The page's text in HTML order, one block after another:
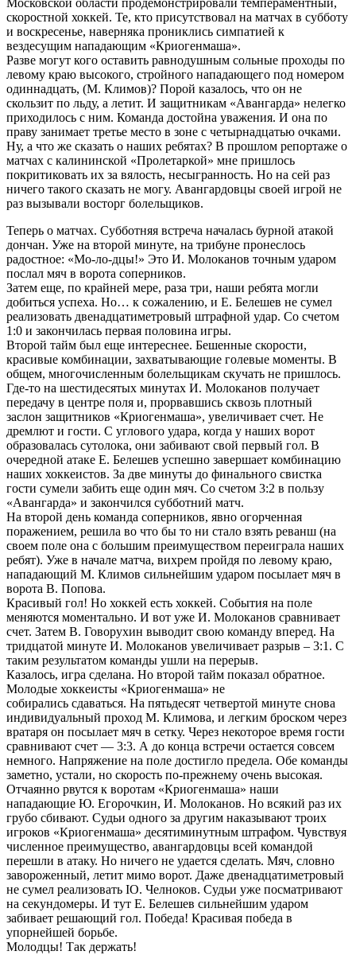
скоростной хоккей. Те, кто присутствовал на матчах в субботу
и воскресенье, наверняка прониклись симпатией к
вездесущим нападающим «Криогенмаша».
Разве могут кого оставить равнодушным сольные проходы по
левому краю высокого, стройного нападающего под номером
одиннадцать, (М. Климов)? Порой казалось, что он не
скользит по льду, а летит. И защитникам «Авангарда» нелегко
приходилось с ним. Команда достойна уважения. И она по
праву занимает третье место в зоне с четырнадцатью очками.
Ну, а что же сказать о наших ребятах? В прошлом репортаже о
матчах с калининской «Пролетаркой» мне пришлось
покритиковать их за вялость, несыгранность. Но на сей раз
ничего такого сказать не могу. Авангардовцы своей игрой не
раз вызывали восторг болельщиков.
Теперь о матчах. Субботняя встреча началась бурной атакой
дончан. Уже на второй минуте, на трибуне пронеслось
радостное: «Мо-ло-дцы!» Это И. Молоканов точным ударом
послал мяч в ворота соперников.
Затем еще, по крайней мере, раза три, наши ребята могли
добиться успеха. Но… к сожалению, и Е. Белешев не сумел
реализовать двенадцатиметровый штрафной удар. Со счетом
1:0 и закончилась первая половина игры.
Второй тайм был еще интереснее. Бешенные скорости,
красивые комбинации, захватывающие голевые моменты. В
общем, многочисленным болельщикам скучать не пришлось.
Где-то на шестидесятых минутах И. Молоканов получает
передачу в центре поля и, прорвавшись сквозь плотный
заслон защитников «Криогенмаша», увеличивает счет. Не
дремлют и гости. С углового удара, когда у наших ворот
образовалась сутолока, они забивают свой первый гол. В
очередной атаке Е. Белешев успешно завершает комбинацию
наших хоккеистов. За две минуты до финального свистка
гости сумели забить еще один мяч. Со счетом 3:2 в пользу
«Авангарда» и закончился субботний матч.
На второй день команда соперников, явно огорченная
поражением, решила во что бы то ни стало взять реванш (на
своем поле она с большим преимуществом переиграла наших
ребят). Уже в начале матча, вихрем пройдя по левому краю,
нападающий М. Климов сильнейшим ударом посылает мяч в
ворота В. Попова.
Красивый гол! Но хоккей есть хоккей. События на поле
меняются моментально. И вот уже И. Молоканов сравнивает
счет. Затем В. Говорухин выводит свою команду вперед. На
тридцатой минуте И. Молоканов увеличивает разрыв – 3:1. С
таким результатом команды ушли на перерыв.
Кaзалось, игра сделана. Но второй тайм показал обратное.
Молодые хоккеисты «Криогенмаша» не
собирались сдаваться. На пятьдесят четвертой минуте снова
индивидуальный проход М. Климова, и легким броском через
вратаря он посылает мяч в сетку. Через некоторое время гости
сравнивают счет — 3:3. А до конца встречи остается совсем
немного. Напряжение на поле достигло предела. Обе команды
заметно, устали, но скорость по-прежнему очень высокая.
Отчаянно рвутся к воротам «Криогенмаша» наши
нападающие Ю. Егорочкин, И. Молоканов. Но всякий раз их
грубо сбивают. Судьи одного за другим наказывают троих
игроков «Криогенмаша» десятиминутным штрафом. Чувствуя
численное преимущество, авангардовцы всей командой
перешли в атаку. Но ничего не удается сделать. Мяч, словно
завороженный, летит мимо ворот. Даже двенадцатиметровый
не сумел реализовать IO. Челноков. Судьи уже посматривают
на секундомеры. И тут Е. Белешев сильнейшим ударом
забивает решающий гол. Победа! Красивая победа в
упорнейшей борьбе.
Молодцы! Так держать!